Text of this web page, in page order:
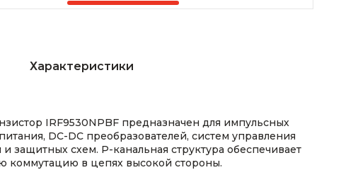
Характеристики
IRF9530NPBF предназначен для импульсных
DC-DC преобразователей, систем управления
и защитных схем. P-канальная структура обеспечивает
коммутацию в цепях высокой стороны.